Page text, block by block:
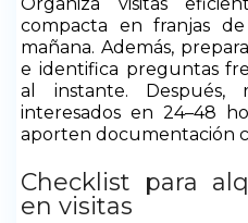
compacta en franjas
mañana. Además,
e identifica preguntas
al instante. Después,
interesados en 24–48
aporten documentación
Checklist para
en visitas